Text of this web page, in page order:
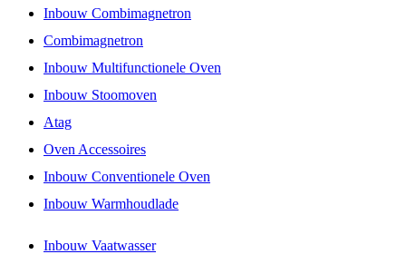
Inbouw Combimagnetron
Combimagnetron
Inbouw Multifunctionele Oven
Inbouw Stoomoven
Atag
Oven Accessoires
Inbouw Conventionele Oven
Inbouw Warmhoudlade
Inbouw Vaatwasser